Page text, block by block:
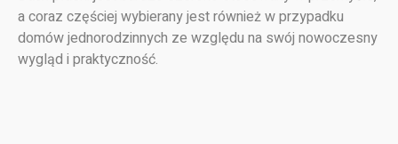
a coraz częściej wybierany jest również w przypadku
domów jednorodzinnych ze względu na swój nowoczesny
wygląd i praktyczność.